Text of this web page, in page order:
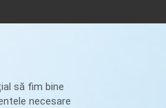
să fim bine
necesare